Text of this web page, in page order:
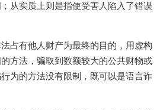
从实质上则是指使受害人陷入了错误
占有他人财产为最终的目的，用虚构
方法，骗取到数额较大的公共财物或
为的方法没有限制，既可以是语言诈